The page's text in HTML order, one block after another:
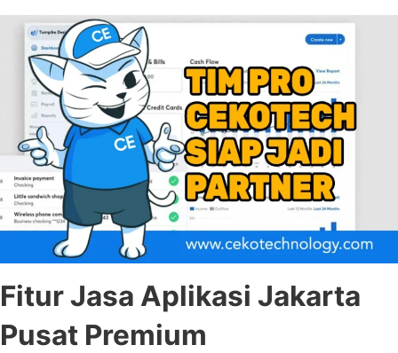
Fitur Jasa Aplikasi Jakarta
Pusat Premium